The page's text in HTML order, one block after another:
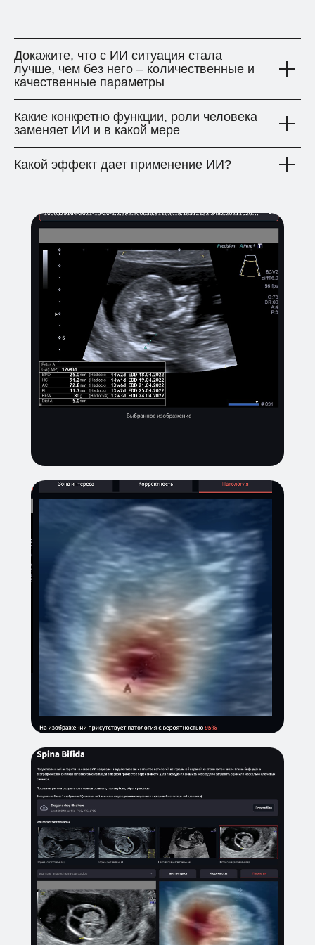
Докажите, что с ИИ ситуация стала
лучше, чем без него – количественные и
качественные параметры
Какие конкретно функции, роли человека
заменяет ИИ и в какой мере
Какой эффект дает применение ИИ?
СПРАВОЧНАЯ ИНФОРМАЦИЯ